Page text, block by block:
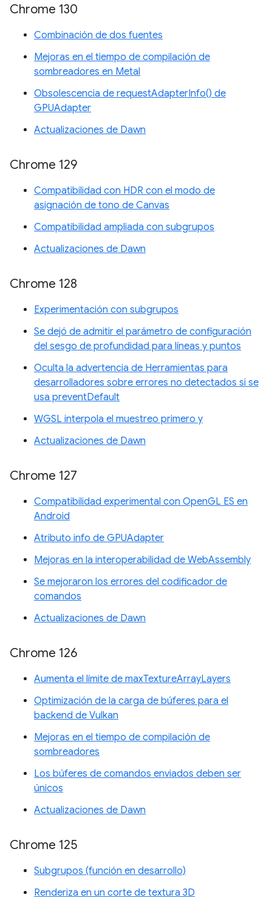
Chrome 130
Combinación de dos fuentes
Mejoras en el tiempo de compilación de
sombreadores en Metal
Obsolescencia de requestAdapterInfo() de
GPUAdapter
Actualizaciones de Dawn
Chrome 129
Compatibilidad con HDR con el modo de
asignación de tono de Canvas
Compatibilidad ampliada con subgrupos
Actualizaciones de Dawn
Chrome 128
Experimentación con subgrupos
Se dejó de admitir el parámetro de configuración
del sesgo de profundidad para líneas y puntos
Oculta la advertencia de Herramientas para
desarrolladores sobre errores no detectados si se
usa preventDefault
WGSL interpola el muestreo primero y
Actualizaciones de Dawn
Chrome 127
Compatibilidad experimental con OpenGL ES en
Android
Atributo info de GPUAdapter
Mejoras en la interoperabilidad de WebAssembly
Se mejoraron los errores del codificador de
comandos
Actualizaciones de Dawn
Chrome 126
Aumenta el límite de maxTextureArrayLayers
Optimización de la carga de búferes para el
backend de Vulkan
Mejoras en el tiempo de compilación de
sombreadores
Los búferes de comandos enviados deben ser
únicos
Actualizaciones de Dawn
Chrome 125
Subgrupos (función en desarrollo)
Renderiza en un corte de textura 3D